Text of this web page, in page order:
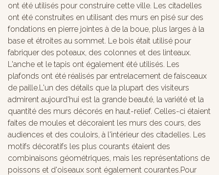
ont été utilisés pour construire cette ville. Les citadelles
ont été construites en utilisant des murs en pisé sur des
fondations en pierre jointes à de la boue, plus larges à la
base et étroites au sommet. Le bois était utilisé pour
fabriquer des poteaux, des colonnes et des linteaux.
L'anche et le tapis ont également été utilisés. Les
plafonds ont été réalisés par entrelacement de faisceaux
de paille.L'un des détails que la plupart des visiteurs
admirent aujourd'hui est la grande beauté, la variété et la
quantité des murs décorés en haut-relief. Celles-ci étaient
faites de moules et décoraient les murs des cours, des
audiences et des couloirs, à l'intérieur des citadelles. Les
motifs décoratifs les plus courants étaient des
combinaisons géométriques, mais les représentations de
poissons et d'oiseaux sont également courantes.Pour